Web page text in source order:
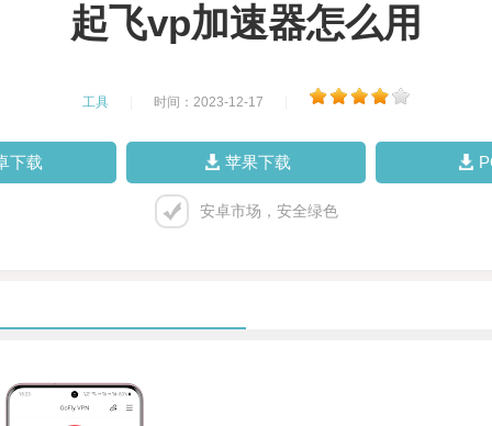
起飞vp加速器怎么用
工具 时间：2023-12-17
下载 苹果下载
安卓市场，安全绿色